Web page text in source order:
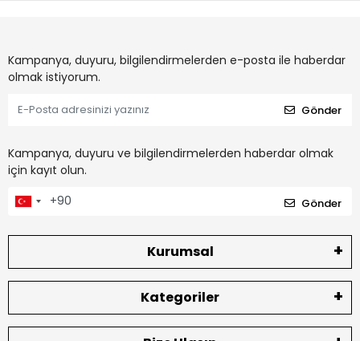
Kampanya, duyuru, bilgilendirmelerden e-posta ile haberdar
olmak istiyorum.
Gönder
Kampanya, duyuru ve bilgilendirmelerden haberdar olmak
için kayıt olun.
Gönder
Kurumsal
Kategoriler